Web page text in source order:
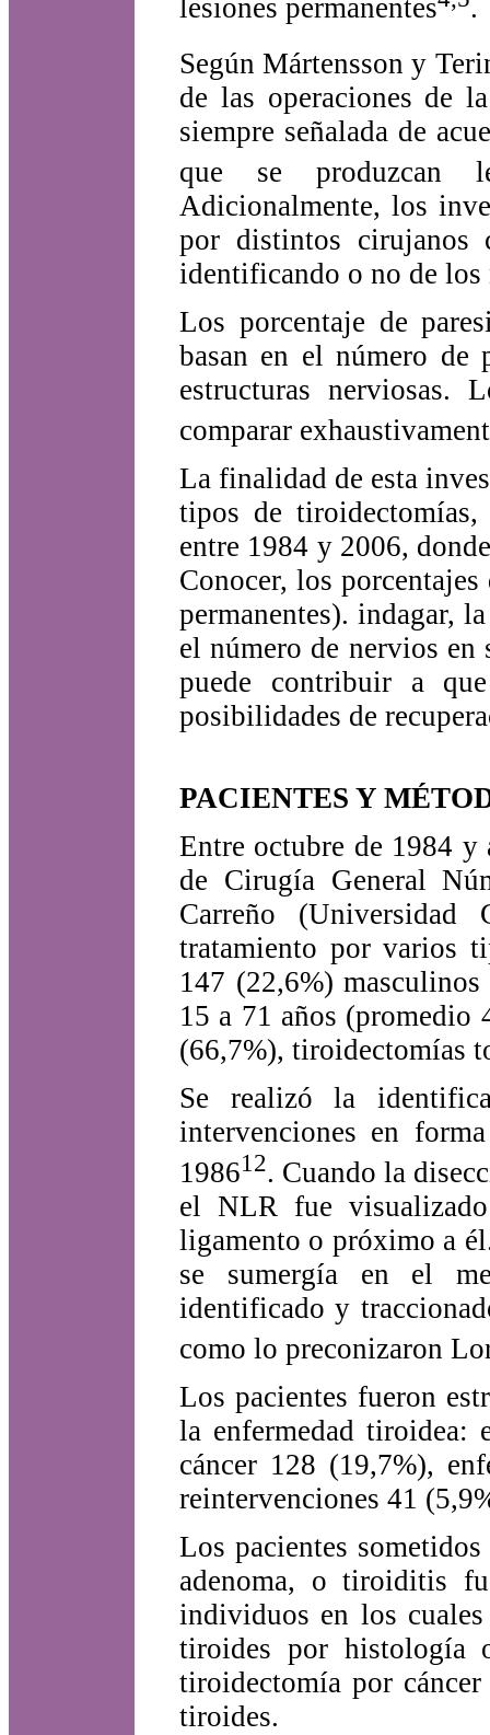
lesiones permanentes
.
Según Mártensson y
de las operaciones de
siempre señalada de
que se produzcan
Adicionalmente, los
por distintos cirujanos
identificando o no de
Los porcentaje de
basan en el número de
estructuras nerviosas.
comparar
La finalidad de esta
tipos de
entre 1984 y 2006,
Conocer, los
permanentes). indagar,
el número de nervios en
puede contribuir a
posibilidades de
PACIENTES Y
Entre octubre de 1984
de Cirugía General
Carreño (Universidad
tratamiento por varios
147 (22,6%)
15 a 71 años (promedio
(66,7%), tiroidectomías
Se realizó la
intervenciones en
198612. Cuando la
el NLR fue
ligamento o próximo a
se sumergía en el
identificado y
como lo preconizaron
Los pacientes fueron
la enfermedad tiroidea:
cáncer 128 (19,7%),
reintervenciones 41
Los pacientes
adenoma, o tiroiditis
individuos en los
tiroides por histología
tiroidectomía por
tiroides.